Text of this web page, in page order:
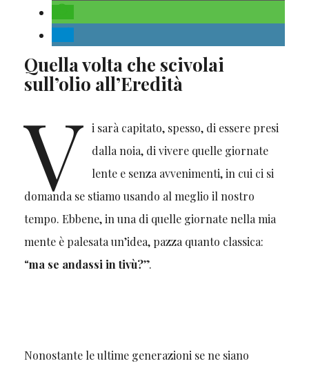
Quella volta che scivolai
sull’olio all’Eredità
V
i sarà capitato, spesso, di essere presi
dalla noia, di vivere quelle giornate
lente e senza avvenimenti, in cui ci si
domanda se stiamo usando al meglio il nostro
tempo. Ebbene, in una di quelle giornate nella mia
mente è palesata un’idea, pazza quanto classica:
“ma se andassi in tivù?”.
Nonostante le ultime generazioni se ne siano